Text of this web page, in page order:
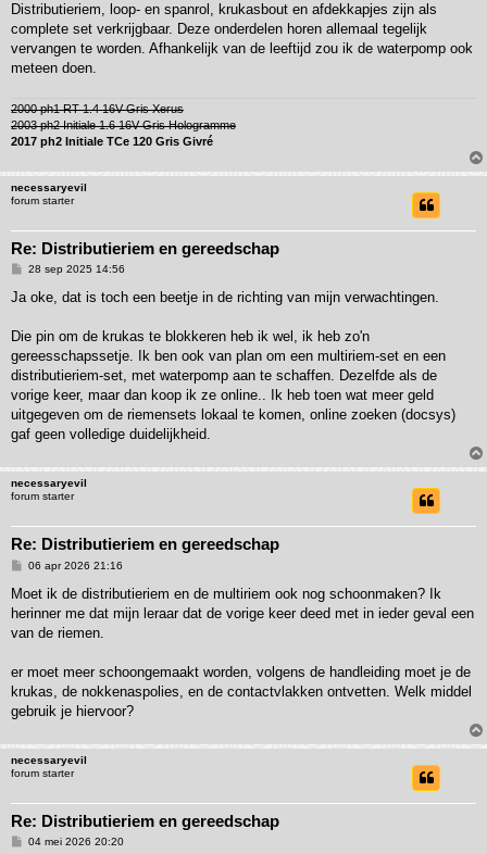
Distributieriem, loop- en spanrol, krukasbout en afdekkapjes zijn als
complete set verkrijgbaar. Deze onderdelen horen allemaal tegelijk
vervangen te worden. Afhankelijk van de leeftijd zou ik de waterpomp ook
meteen doen.
2000 ph1 RT 1.4 16V Gris Xerus
2003 ph2 Initiale 1.6 16V Gris Hologramme
2017 ph2 Initiale TCe 120 Gris Givré
necessaryevil
forum starter
Re: Distributieriem en gereedschap
B
r
h
28 sep 2025 14:56
Ja oke, dat is toch een beetje in de richting van mijn verwachtingen.
Die pin om de krukas te blokkeren heb ik wel, ik heb zo'n
gereesschapssetje. Ik ben ook van plan om een multiriem-set en een
distributieriem-set, met waterpomp aan te schaffen. Dezelfde als de
vorige keer, maar dan koop ik ze online.. Ik heb toen wat meer geld
uitgegeven om de riemensets lokaal te komen, online zoeken (docsys)
gaf geen volledige duidelijkheid.
necessaryevil
forum starter
Re: Distributieriem en gereedschap
B
r
c
h
06 apr 2026 21:16
Moet ik de distributieriem en de multiriem ook nog schoonmaken? Ik
herinner me dat mijn leraar dat de vorige keer deed met in ieder geval een
van de riemen.
er moet meer schoongemaakt worden, volgens de handleiding moet je de
krukas, de nokkenaspolies, en de contactvlakken ontvetten. Welk middel
gebruik je hiervoor?
necessaryevil
forum starter
Re: Distributieriem en gereedschap
B04 mei 2026 20:20